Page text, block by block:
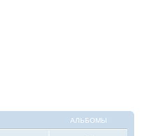
АЛЬБОМЫ